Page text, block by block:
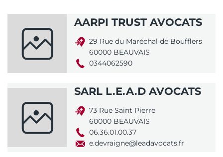
AARPI TRUST AVOCATS
29 Rue du Maréchal de Boufflers
60000 BEAUVAIS
0344062590
SARL L.E.A.D AVOCATS
73 Rue Saint Pierre
60000 BEAUVAIS
06.36.01.00.37
e.devraigne@leadavocats.fr